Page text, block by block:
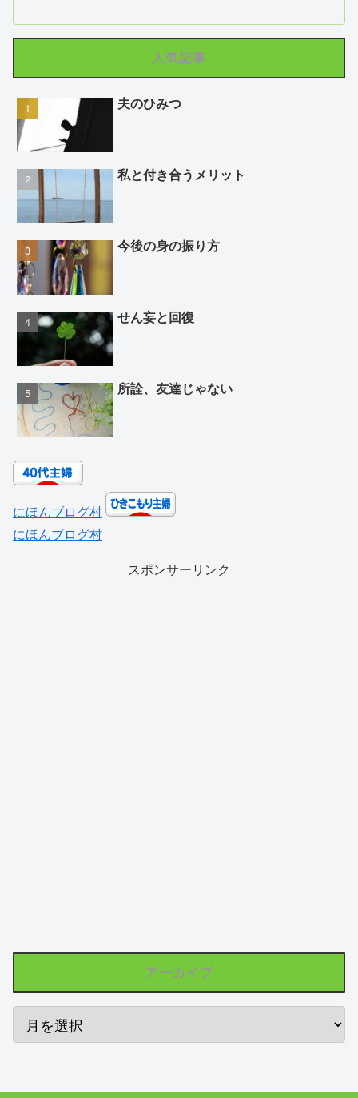
人気記事
夫のひみつ
私と付き合うメリット
今後の身の振り方
せん妄と回復
所詮、友達じゃない
にほんブログ村
にほんブログ村
スポンサーリンク
アーカイブ